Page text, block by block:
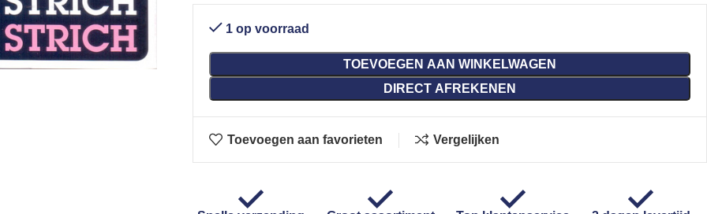
1 op voorraad
TOEVOEGEN AAN WINKELWAGEN
DIRECT AFREKENEN
Toevoegen aan favorieten Vergelijken